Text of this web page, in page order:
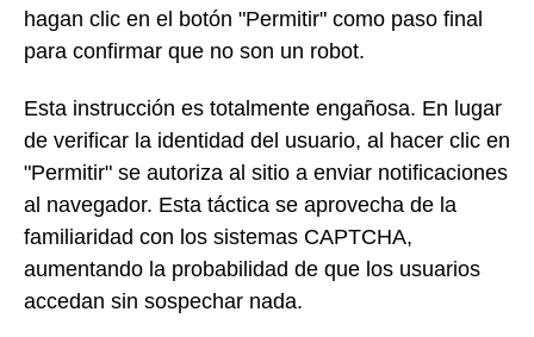
hagan clic en el botón "Permitir" como paso final
para confirmar que no son un robot.
Esta instrucción es totalmente engañosa. En lugar
de verificar la identidad del usuario, al hacer clic en
"Permitir" se autoriza al sitio a enviar notificaciones
al navegador. Esta táctica se aprovecha de la
familiaridad con los sistemas CAPTCHA,
aumentando la probabilidad de que los usuarios
accedan sin sospechar nada.